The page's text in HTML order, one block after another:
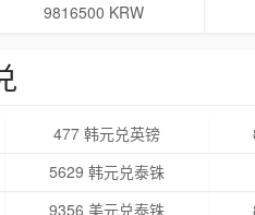
9816500 KRW
477 韩元兑英镑
5629 韩元兑泰铢
9356 美元兑泰铢